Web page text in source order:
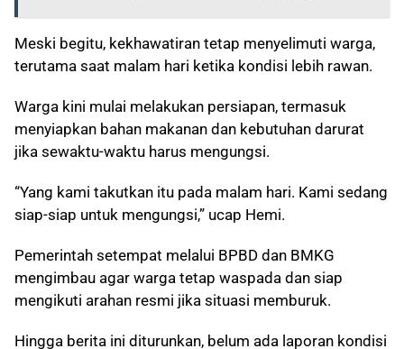
Meski begitu, kekhawatiran tetap menyelimuti warga,
terutama saat malam hari ketika kondisi lebih rawan.
Warga kini mulai melakukan persiapan, termasuk
menyiapkan bahan makanan dan kebutuhan darurat
jika sewaktu-waktu harus mengungsi.
“Yang kami takutkan itu pada malam hari. Kami sedang
siap-siap untuk mengungsi,” ucap Hemi.
Pemerintah setempat melalui BPBD dan BMKG
mengimbau agar warga tetap waspada dan siap
mengikuti arahan resmi jika situasi memburuk.
Hingga berita ini diturunkan, belum ada laporan kondisi